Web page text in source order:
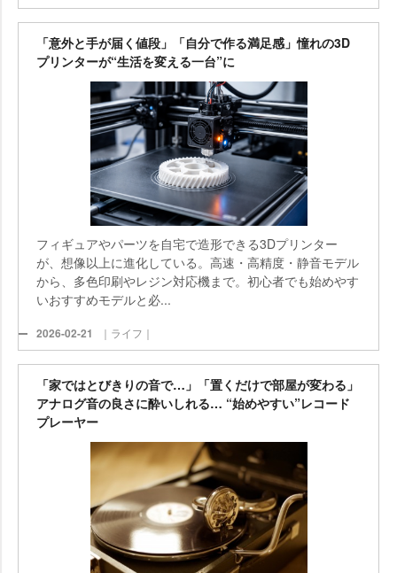
「意外と手が届く値段」「自分で作る満足感」憧れの3D
プリンターが“生活を変える一台”に
フィギュアやパーツを自宅で造形できる3Dプリンター
が、想像以上に進化している。高速・高精度・静音モデル
から、多色印刷やレジン対応機まで。初心者でも始めやす
いおすすめモデルと必...
2026-02-21 ｜ライフ｜
「家ではとびきりの音で…」「置くだけで部屋が変わる」
アナログ音の良さに酔いしれる… “始めやすい”レコード
プレーヤー